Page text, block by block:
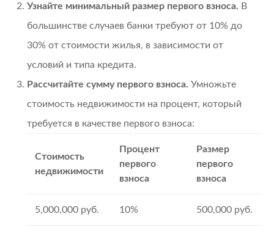
Узнайте минимальный размер первого взноса. В
большинстве случаев банки требуют от 10% до
30% от стоимости жилья, в зависимости от
условий и типа кредита.
Рассчитайте сумму первого взноса. Умножьте
стоимость недвижимости на процент, который
требуется в качестве первого взноса:
Стоимость
недвижимости
Процент
первого
взноса
Размер
первого
взноса
5,000,000 руб. 10% 500,000 руб.